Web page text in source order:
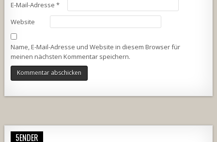
E-Mail-Adresse*
Website
Name, E-Mail-Adresse und Website in diesem Browser für
meinen nächsten Kommentar speichern.
5ENDER